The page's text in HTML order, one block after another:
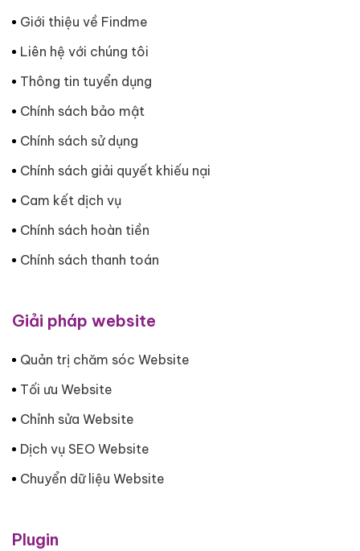
Giới thiệu về Findme
Liên hệ với chúng tôi
Thông tin tuyển dụng
Chính sách bảo mật
Chính sách sử dụng
Chính sách giải quyết khiếu nại
Cam kết dịch vụ
Chính sách hoàn tiền
Chính sách thanh toán
Giải pháp website
Quản trị chăm sóc Website
Tối ưu Website
Chỉnh sửa Website
Dịch vụ SEO Website
Chuyển dữ liệu Website
Plugin